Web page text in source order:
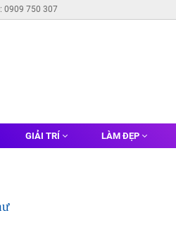
0909 750 307
GIẢI TRÍ LÀM ĐẸP